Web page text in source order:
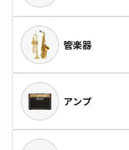
管楽器
アンプ